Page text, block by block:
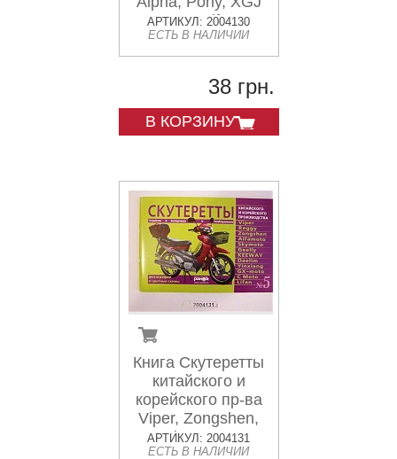
50-3A, Wolf и др.
Устройство,
эксплуатац
АРТИКУЛ: 2004130
ЕСТЬ В НАЛИЧИИ
38 грн.
В КОРЗИНУ
Книга Скутеретты
китайского и
корейского пр-ва
Viper, Zongshen,
Geely, Keeway,
АРТИКУЛ: 2004131
ЕСТЬ В НАЛИЧИИ